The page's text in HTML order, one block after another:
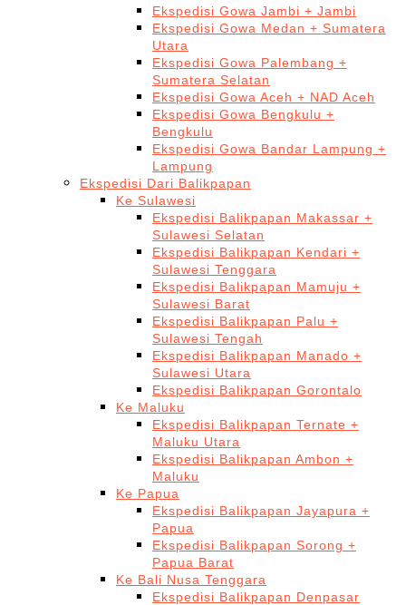
Ekspedisi Gowa Jambi + Jambi
Ekspedisi Gowa Medan + Sumatera
Utara
Ekspedisi Gowa Palembang +
Sumatera Selatan
Ekspedisi Gowa Aceh + NAD Aceh
Ekspedisi Gowa Bengkulu +
Bengkulu
Ekspedisi Gowa Bandar Lampung +
Lampung
Ekspedisi Dari Balikpapan
Ke Sulawesi
Ekspedisi Balikpapan Makassar +
Sulawesi Selatan
Ekspedisi Balikpapan Kendari +
Sulawesi Tenggara
Ekspedisi Balikpapan Mamuju +
Sulawesi Barat
Ekspedisi Balikpapan Palu +
Sulawesi Tengah
Ekspedisi Balikpapan Manado +
Sulawesi Utara
Ekspedisi Balikpapan Gorontalo
Ke Maluku
Ekspedisi Balikpapan Ternate +
Maluku Utara
Ekspedisi Balikpapan Ambon +
Maluku
Ke Papua
Ekspedisi Balikpapan Jayapura +
Papua
Ekspedisi Balikpapan Sorong +
Papua Barat
Ke Bali Nusa Tenggara
Ekspedisi Balikpapan Denpasar